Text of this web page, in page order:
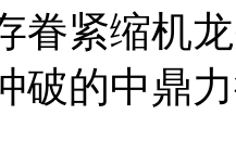
眷紧缩机
破的中鼎